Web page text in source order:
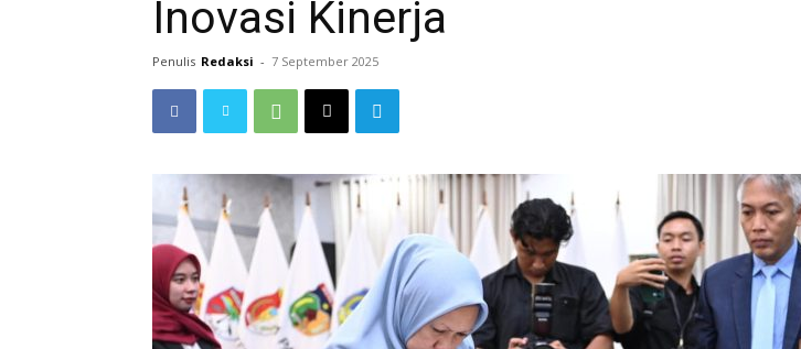
Inovasi Kinerja
Penulis Redaksi - 7 September 2025